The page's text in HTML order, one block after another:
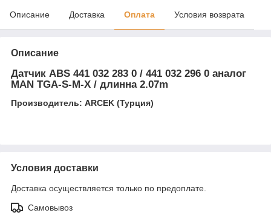
Описание Доставка Оплата Условия возврата
Описание
Датчик ABS 441 032 283 0 / 441 032 296 0 аналог
MAN TGA-S-M-X / длинна 2.07m
Производитель: ARCEK (Турция)
Условия доставки
Доставка осуществляется только по предоплате.
Самовывоз